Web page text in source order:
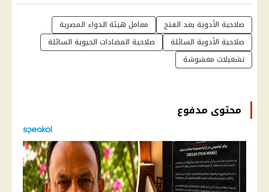
صلاحية الأدوية بعد الفتح
معامل هيئة الدواء المصرية
صلاحية الأدوية السائلة
صلاحية المضادات الحيوية السائلة
تشغيلات مغشوشة
محتوى مدفوع